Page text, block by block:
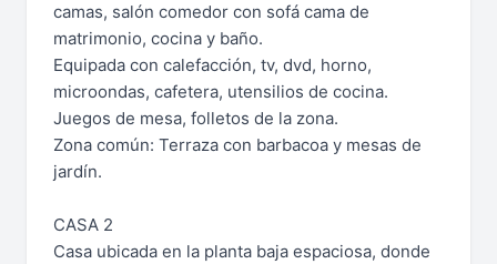
camas, salón comedor con sofá cama de
matrimonio, cocina y baño.
Equipada con calefacción, tv, dvd, horno,
microondas, cafetera, utensilios de cocina.
Juegos de mesa, folletos de la zona.
Zona común: Terraza con barbacoa y mesas de
jardín.
CASA 2
Casa ubicada en la planta baja espaciosa, donde